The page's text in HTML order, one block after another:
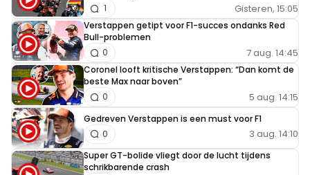
Gisteren, 15:05
1
Verstappen getipt voor F1-succes ondanks Red
Bull-problemen
7 aug. 14:45
0
Coronel looft kritische Verstappen: “Dan komt de
beste Max naar boven”
5 aug. 14:15
0
Gedreven Verstappen is een must voor F1
3 aug. 14:10
0
Super GT-bolide vliegt door de lucht tijdens
schrikbarende crash